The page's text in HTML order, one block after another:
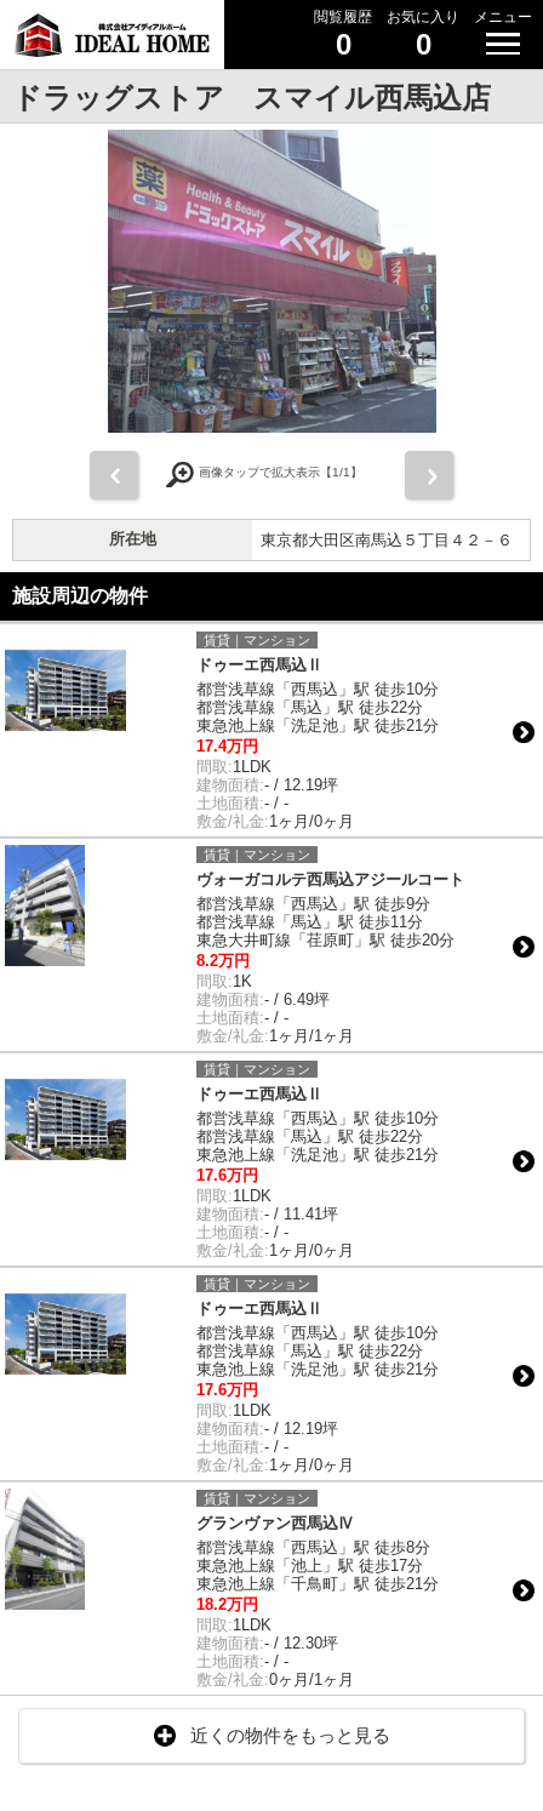
閲覧履歴
0
お気に入り
0
メニュー
ドラッグストア スマイル西馬込店
画像タップで拡大表示【1/1】
所在地 東京都大田区南馬込５丁目４２－６
施設周辺の物件
賃貸｜マンション
ドゥーエ西馬込Ⅱ
都営浅草線「西馬込」駅 徒歩10分
都営浅草線「馬込」駅 徒歩22分
東急池上線「洗足池」駅 徒歩21分
17.4万円
間取:1LDK
建物面積:- / 12.19坪
土地面積:- / -
敷金/礼金:1ヶ月/0ヶ月
賃貸｜マンション
ヴォーガコルテ西馬込アジールコート
都営浅草線「西馬込」駅 徒歩9分
都営浅草線「馬込」駅 徒歩11分
東急大井町線「荏原町」駅 徒歩20分
8.2万円
間取:1K
建物面積:- / 6.49坪
土地面積:- / -
敷金/礼金:1ヶ月/1ヶ月
賃貸｜マンション
ドゥーエ西馬込Ⅱ
都営浅草線「西馬込」駅 徒歩10分
都営浅草線「馬込」駅 徒歩22分
東急池上線「洗足池」駅 徒歩21分
17.6万円
間取:1LDK
建物面積:- / 11.41坪
土地面積:- / -
敷金/礼金:1ヶ月/0ヶ月
賃貸｜マンション
ドゥーエ西馬込Ⅱ
都営浅草線「西馬込」駅 徒歩10分
都営浅草線「馬込」駅 徒歩22分
東急池上線「洗足池」駅 徒歩21分
17.6万円
間取:1LDK
建物面積:- / 12.19坪
土地面積:- / -
敷金/礼金:1ヶ月/0ヶ月
賃貸｜マンション
グランヴァン西馬込Ⅳ
都営浅草線「西馬込」駅 徒歩8分
東急池上線「池上」駅 徒歩17分
東急池上線「千鳥町」駅 徒歩21分
18.2万円
間取:1LDK
建物面積:- / 12.30坪
土地面積:- / -
敷金/礼金:0ヶ月/1ヶ月
近くの物件をもっと見る